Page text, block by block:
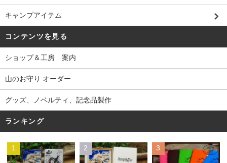
キャンプアイテム
コンテンツを見る
ショップ＆工房 案内
山のお守り オーダー
グッズ、ノベルティ、記念品製作
ランキング
1 2 3